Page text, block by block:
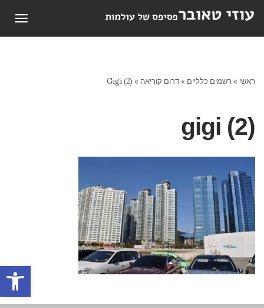
פתח
ראשי » רשמים כלליים »דרום קוריאה »
Gigi (2)
gigi (2)